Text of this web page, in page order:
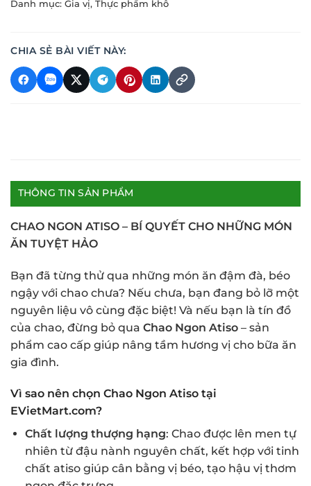
Danh mục: Gia vị, Thực phẩm khô
CHIA SẺ BÀI VIẾT NÀY:
THÔNG TIN SẢN PHẨM
CHAO NGON ATISO – BÍ QUYẾT CHO NHỮNG MÓN
ĂN TUYỆT HẢO
Bạn đã từng thử qua những món ăn đậm đà, béo
ngậy với chao chưa? Nếu chưa, bạn đang bỏ lỡ một
nguyên liệu vô cùng đặc biệt! Và nếu bạn là tín đồ
của chao, đừng bỏ qua Chao Ngon Atiso – sản
phẩm cao cấp giúp nâng tầm hương vị cho bữa ăn
gia đình.
Vì sao nên chọn Chao Ngon Atiso tại
EVietMart.com?
Chất lượng thượng hạng: Chao được lên men tự
nhiên từ đậu nành nguyên chất, kết hợp với tinh
chất atiso giúp cân bằng vị béo, tạo hậu vị thơm